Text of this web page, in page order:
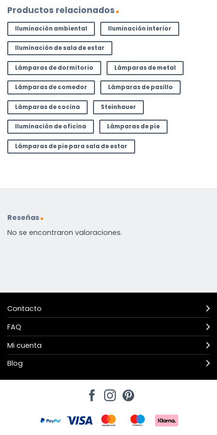
Productos relacionados
Iluminación ambiental Iluminación interior
Iluminación de sala de estar
Lámparas de dormitorio Lámparas de metal
Lámparas de comedor Lámparas de pasillo
Lámparas de cocina Steinhauer
Iluminación de oficina Lámparas de pie
Lámparas de pie para sala de estar
Reseñas
No se encontraron valoraciones.
Contacto
FAQ
Mi cuenta
Blog